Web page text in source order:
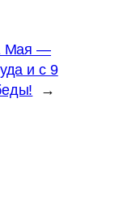
Мая —
и с 9
→